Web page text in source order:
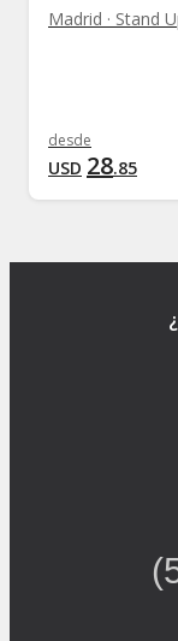
Madrid · Stand
desde
USD 28.85